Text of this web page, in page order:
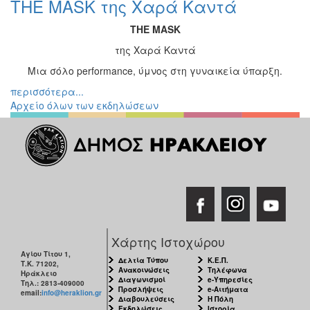
Ζωγραφική
Μουσική
Κινηματογράφος
Χορός
Θέατρο
Παζάρι
Ειδών
Σεμινάρια-
Διαλέξεις-
Ομιλίες
THE MASK της Χαρά Καντά
THE MASK
της Χαρά Καντά
Μια σόλο performance, ύμνος στη γυναικεία ύπαρξη.
περισσότερα...
Αρχείο όλων των εκδηλώσεων
Αγίου Τίτου 1,
Τ.Κ. 71202,
Ηράκλειο
Τηλ.: 2813-409000
email:info@heraklion.gr
Χάρτης Ιστοχώρου
Δελτία Τύπου
Ανακοινώσεις
Διαγωνισμοί
Προσλήψεις
Διαβουλεύσεις
Κ.Ε.Π.
Τηλέφωνα
e-Υπηρεσίες
e-Αιτήματα
Η Πόλη